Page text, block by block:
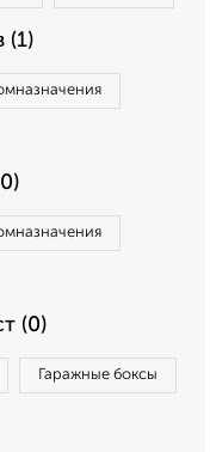
(1)
(0)
Гаражные боксы